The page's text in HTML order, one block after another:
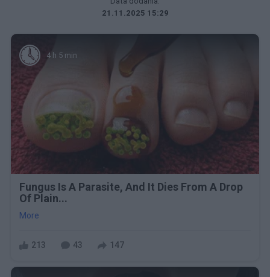
21.11.2025 15:29
4 h 5 min
Fungus Is A Parasite, And It Dies From A Drop
Of Plain...
More
213 43 147